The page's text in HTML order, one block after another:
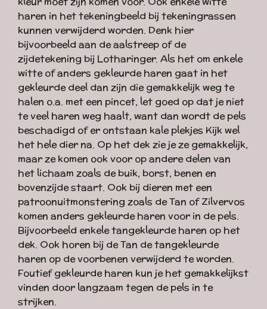
haren in het tekeningbeeld bij tekeningrassen
kunnen verwijderd worden. Denk hier
bijvoorbeeld aan de aalstreep of de
zijdetekening bij Lotharinger. Als het om enkele
witte of anders gekleurde haren gaat in het
gekleurde deel dan zijn die gemakkelijk weg te
halen o.a. met een pincet, let goed op dat je niet
te veel haren weg haalt, want dan wordt de pels
beschadigd of er ontstaan kale plekjes Kijk wel
het hele dier na. Op het dek zie je ze gemakkelijk,
maar ze komen ook voor op andere delen van
het lichaam zoals de buik, borst, benen en
bovenzijde staart. Ook bij dieren met een
patroonuitmonstering zoals de Tan of Zilvervos
komen anders gekleurde haren voor in de pels.
Bijvoorbeeld enkele tangekleurde haren op het
dek. Ook horen bij de Tan de tangekleurde
haren op de voorbenen verwijderd te worden.
Foutief gekleurde haren kun je het gemakkelijkst
vinden door langzaam tegen de pels in te
strijken.